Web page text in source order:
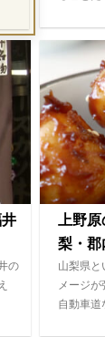
の
上野
梨・郡
山梨県と
メージ
自動車